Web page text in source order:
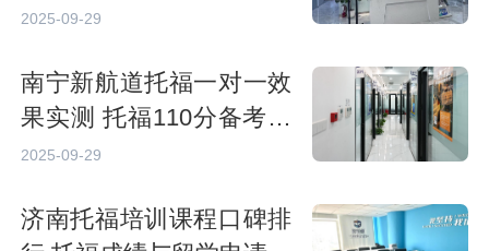
累技巧
2025-09-29
南宁新航道托福一对一效
果实测 托福110分备考瓶
颈突破策略
2025-09-29
济南托福培训课程口碑排